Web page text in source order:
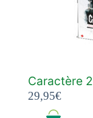
Caractère 2
29,95€